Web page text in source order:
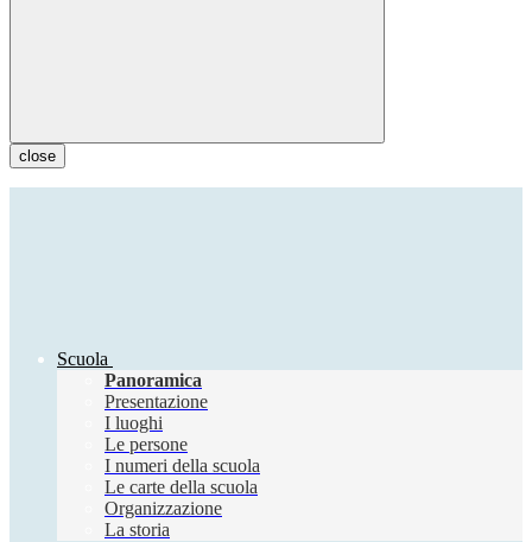
close
Scuola
Panoramica
Presentazione
I luoghi
Le persone
I numeri della scuola
Le carte della scuola
Organizzazione
La storia